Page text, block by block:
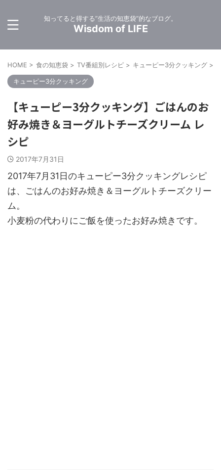
知ってると得する”生活の知恵袋”的なブログ。
Wisdom of LIFE
HOME > 食の知恵袋 > TV番組別レシピ > キューピー3分クッキング >
キューピー3分クッキング
【キューピー3分クッキング】ごはんのお
好み焼き＆ヨーグルトチーズクリーム レ
シピ
2017年7月31日
2017年7月31日のキューピー3分クッキングレシピ
は、ごはんのお好み焼き＆ヨーグルトチーズクリー
ム。
小麦粉の代わりにご飯を使ったお好み焼きです。